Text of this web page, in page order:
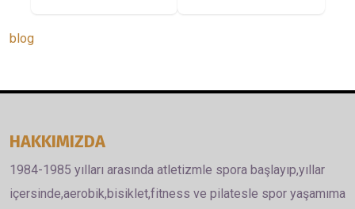
blog
HAKKIMIZDA
1984-1985 yılları arasında atletizmle spora başlayıp,yıllar
içersinde,aerobik,bisiklet,fitness ve pilatesle spor yaşamıma